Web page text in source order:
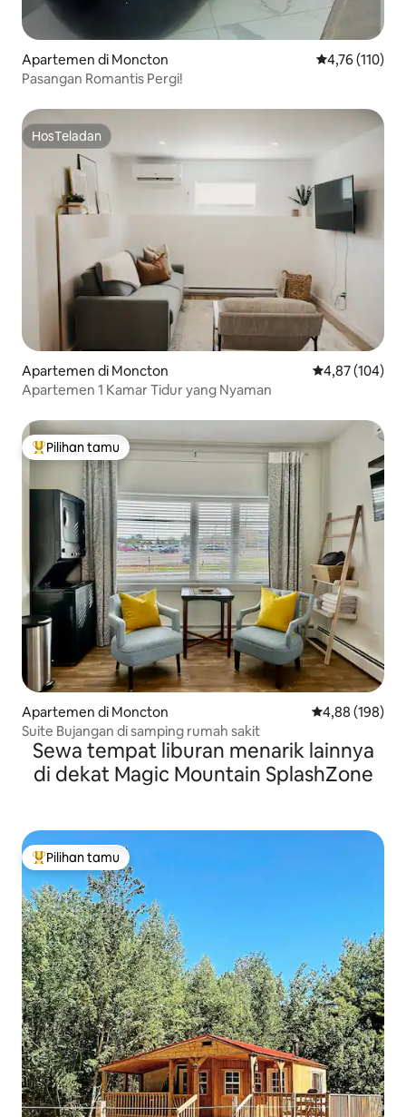
Apartemen di Moncton Nilai rata-rata
4,76 (110)
Pasangan Romantis Pergi!
HosTeladan
HosTeladan
Apartemen di Moncton Nilai rata-rata
4,87 (104)
Apartemen 1 Kamar Tidur yang Nyaman
Pilihan tamu terpopuler
Pilihan tamu
Apartemen di Moncton Nilai rata-rata
4,88 (198)
Suite Bujangan di samping rumah sakit
Sewa tempat liburan menarik lainnya
di dekat Magic Mountain SplashZone
Pilihan tamu terpopuler
Pilihan tamu